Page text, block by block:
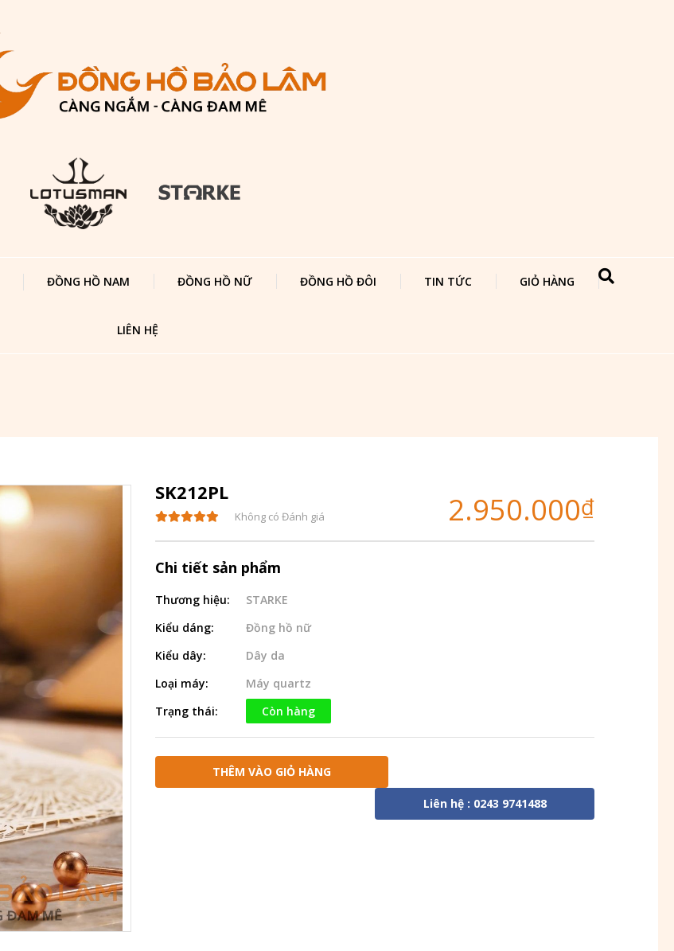
ĐỒNG HỒ NAM ĐỒNG HỒ NỮ ĐỒNG HỒ ĐÔI TIN TỨC GIỎ HÀNG
LIÊN HỆ
SK212PL
Không có Đánh giá 2.950.000₫
Chi tiết sản phẩm
Thương hiệu:
STARKE
Kiểu dáng:
Đồng hồ nữ
Kiểu dây:
Dây da
Loại máy:
Máy quartz
Trạng thái:
Còn hàng
THÊM VÀO GIỎ HÀNG
Liên hệ : 0243 9741488